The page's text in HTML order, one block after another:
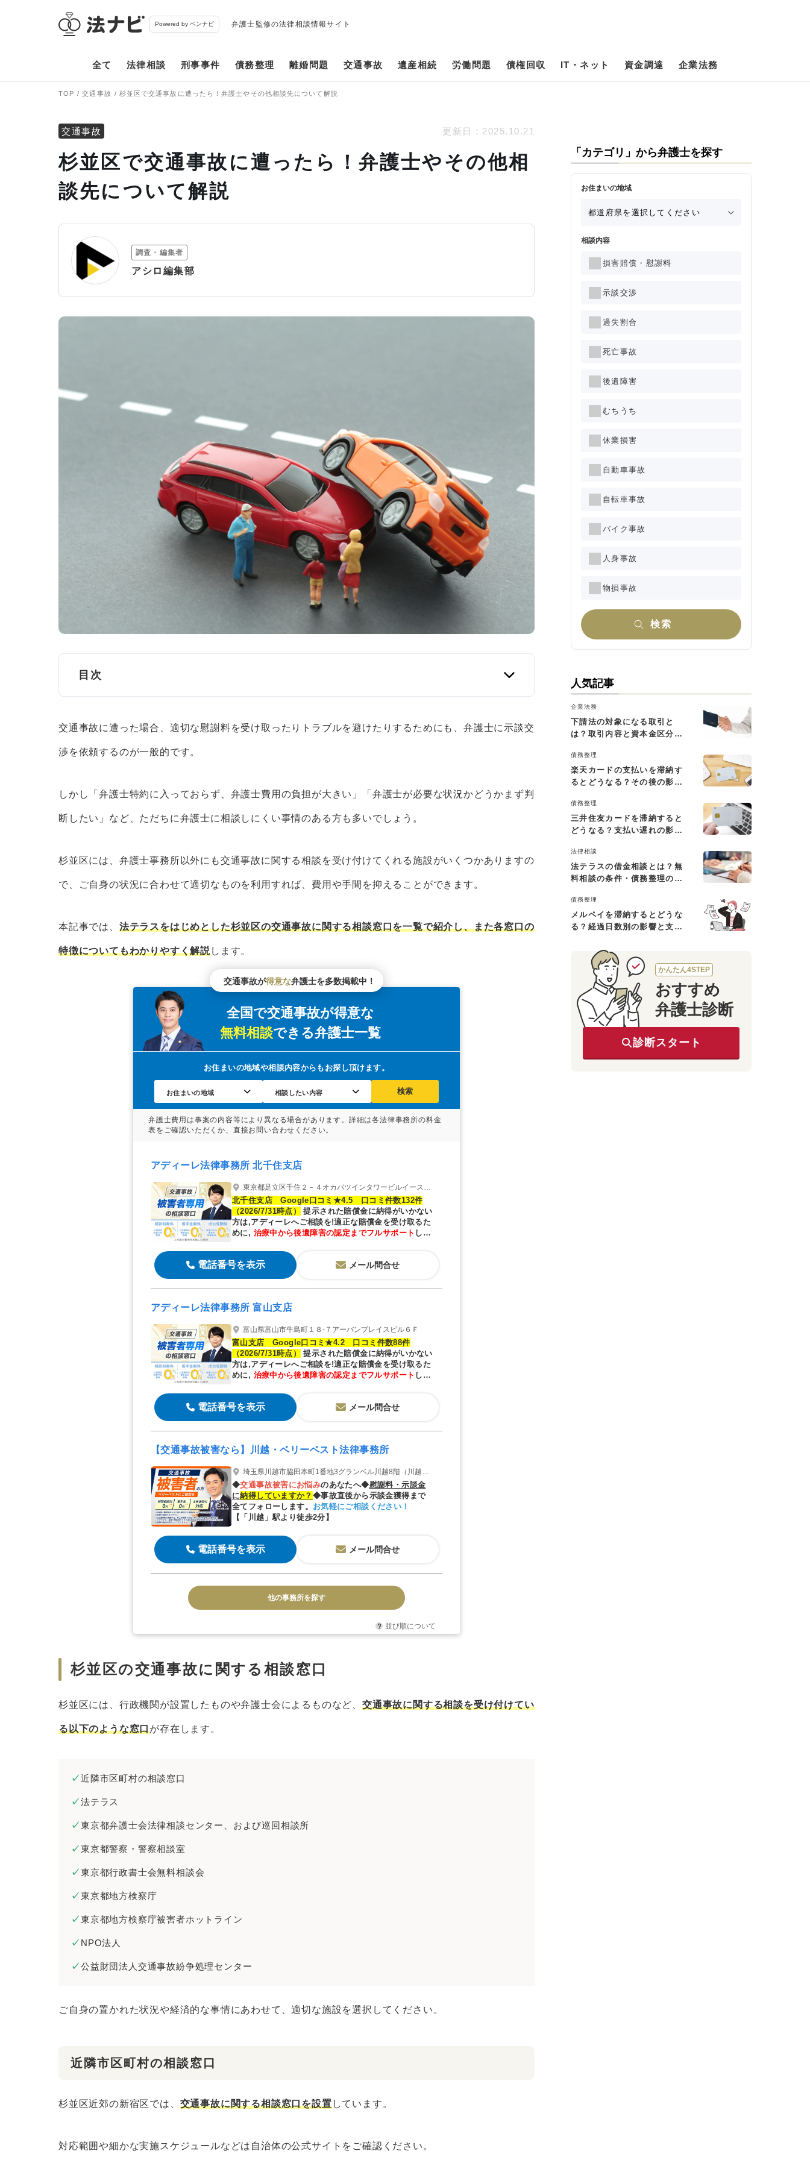
Powered by ベンナビ 弁護士監修の法律相談情報サイト
全て 法律相談 刑事事件 債務整理 離婚問題 交通事故 遺産相続 労働問題 債権回収 IT・ネット 資金調達 企業法務
TOP 交通事故 杉並区で交通事故に遭ったら！弁護士やその他相談先について解説
交通事故 更新日： 2025.10.21
杉並区で交通事故に遭ったら！弁護士やその他相
談先について解説
調査・編集者
アシロ編集部
目次
杉並区の交通事故に関する相談窓口
東京都弁護士会法律相談センター、および巡回相談所
東京都警察・警察相談室
東京都地方検察庁
東京都地方検察庁被害者ホットライン
NPO法人
公益財団法人交通事故紛争処理センター
公益財団法人日弁連交通事故相談センター
東京都における交通事故の発生数と死傷者数
東京都で事故の多い交差点は？
杉並区で交通事故問題が得意な弁護士を探すなら「ベンナビ交通事故」がおすすめ
交通事故の示談交渉を弁護士に相談すべきケース
弁護士の力でより良い解決に至った東京都の交通事故事例
交通事故に遭った場合、適切な慰謝料を受け取ったりトラブルを避けたりするためにも、弁護士に示談交
渉を依頼するのが一般的です。
しかし「弁護士特約に入っておらず、弁護士費用の負担が大きい」「弁護士が必要な状況かどうかまず判
断したい」など、ただちに弁護士に相談しにくい事情のある方も多いでしょう。
杉並区には、弁護士事務所以外にも交通事故に関する相談を受け付けてくれる施設がいくつかありますの
で、ご自身の状況に合わせて適切なものを利用すれば、費用や手間を抑えることができます。
本記事では、 法テラスをはじめとした杉並区の交通事故に関する相談窓口を一覧で紹介し、また各窓口の
特徴についてもわかりやすく解説します。
交通事故が得意な弁護士を多数掲載中！
全国で交通事故が得意な
無料相談できる弁護士一覧
お住まいの地域や相談内容からもお探し頂けます。
検索
アディーレ法律事務所 北千住支店
東京都足立区千住２－４オカバツインタワービルイースト４Ｆ
北千住支店 Google口コミ★4.5 口コミ件数132件
（2026/7/31時点）
提示された賠償金に納得がいかない
方は,アディーレへご相談を!適正な賠償金を受け取るた
めに, 治療中から後遺障害の認定までフルサポート しま
電話番号を表示 メール問合せ
アディーレ法律事務所 富山支店
富山県富山市牛島町１８-７アーバンプレイスビル６Ｆ
富山支店 Google口コミ★4.2 口コミ件数88件
（2026/7/31時点）
提示された賠償金に納得がいかない
方は,アディーレへご相談を!適正な賠償金を受け取るた
めに, 治療中から後遺障害の認定までフルサポート しま
電話番号を表示 メール問合せ
【交通事故被害なら】川越・ベリーベスト法律事務所
埼玉県川越市脇田本町1番地3グランベル川越8階（川越オフィス）
◆交通事故被害にお悩みのあなたへ◆慰謝料・示談金
に納得していますか？ ◆事故直後から示談金獲得まで
全てフォローします。 お気軽にご相談ください！
【「川越」駅より徒歩2分】
電話番号を表示 メール問合せ
他の事務所を探す
並び順について
杉並区の交通事故に関する相談窓口
杉並区には、行政機関が設置したものや弁護士会によるものなど、 交通事故に関する相談を受け付けてい
る以下のような窓口が存在します。
近隣市区町村の相談窓口
法テラス
東京都弁護士会法律相談センター、および巡回相談所
東京都警察・警察相談室
東京都行政書士会無料相談会
東京都地方検察庁
東京都地方検察庁被害者ホットライン
NPO法人
公益財団法人交通事故紛争処理センター
ご自身の置かれた状況や経済的な事情にあわせて、適切な施設を選択してください。
近隣市区町村の相談窓口
杉並区近郊の新宿区では、 交通事故に関する相談窓口を設置しています。
対応範囲や細かな実施スケジュールなどは自治体の公式サイトをご確認ください。
「カテゴリ」から弁護士を探す
お住まいの地域
相談内容
損害賠償・慰謝料
示談交渉
過失割合
死亡事故
後遺障害
むちうち
休業損害
自動車事故
自転車事故
バイク事故
人身事故
物損事故
検索
人気記事
企業法務
下請法の対象になる取引と
は？取引内容と資本金区分に
債務整理
楽天カードの支払いを滞納す
るとどうなる？その後の影響
債務整理
三井住友カードを滞納すると
どうなる？支払い遅れの影響
法律相談
法テラスの借金相談とは？無
料相談の条件・債務整理の費
債務整理
メルペイを滞納するとどうな
る？経過日数別の影響と支払
かんたん4STEP
おすすめ
弁護士診断
診断スタート